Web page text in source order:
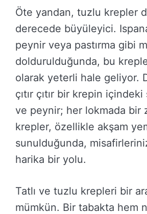
Öte yandan, tuzlu krepler
derecede büyüleyici.
peynir veya pastırma gibi
doldurulduğunda, bu
olarak yeterli hale geliyor.
çıtır çıtır bir krepin içindeki
ve peynir; her lokmada bir
krepler, özellikle akşam
sunulduğunda,
harika bir yolu.
Tatlı ve tuzlu krepleri bir
mümkün. Bir tabakta hem